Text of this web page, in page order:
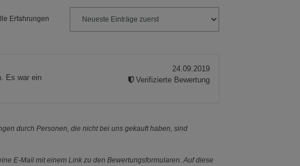
Erfahrungen
Es war ein
24.09.2019
Verifizierte Bewertung
durch Personen, die nicht bei uns gekauft haben, sind
E-Mail mit einem Link zu den Bewertungsformularen. Auf diese
Cookies